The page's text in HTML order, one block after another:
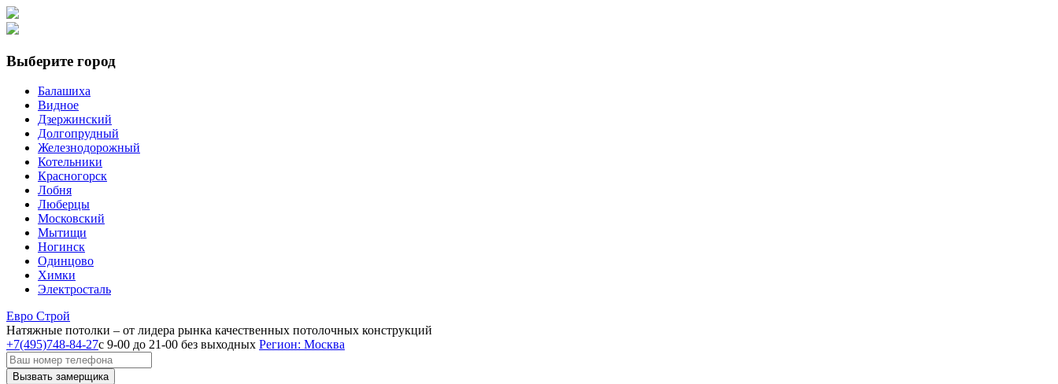
Выберите город
Балашиха
Видное
Дзержинский
Долгопрудный
Железнодорожный
Котельники
Красногорск
Лобня
Люберцы
Московский
Мытищи
Ногинск
Одинцово
Химки
Электросталь
Евро Строй
Натяжные потолки – от лидера рынка качественных потолочных конструкций
+7(495)748-84-27с 9-00 до 21-00 без выходных Регион: Москва
Вызвать замерщика